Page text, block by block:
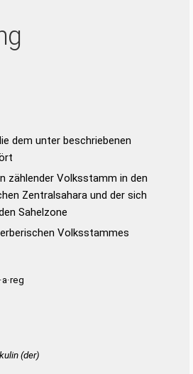
dem unter beschriebenen
zählender Volksstamm in den
Zentralsahara und der sich
Sahelzone
Volksstammes
(der)